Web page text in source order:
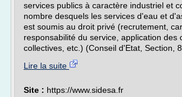
services publics à caractère industriel et
nombre desquels les services d'eau et
est soumis au droit privé (recrutement,
responsabilité du service, application des
collectives, etc.) (Conseil d'Etat, Section,
Lire la suite
Site : https://www.sidesa.fr